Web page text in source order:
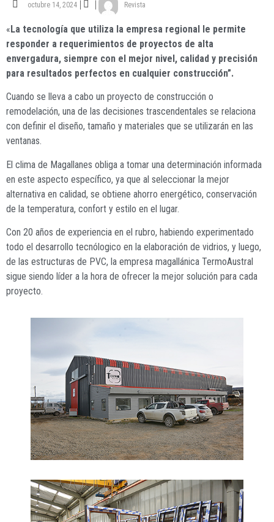
octubre 14, 2024 Revista
«La tecnología que utiliza la empresa regional le permite
responder a requerimientos de proyectos de alta
envergadura, siempre con el mejor nivel, calidad y precisión
para resultados perfectos en cualquier construcción”.
Cuando se lleva a cabo un proyecto de construcción o
remodelación, una de las decisiones trascendentales se relaciona
con definir el diseño, tamaño y materiales que se utilizarán en las
ventanas.
El clima de Magallanes obliga a tomar una determinación informada
en este aspecto específico, ya que al seleccionar la mejor
alternativa en calidad, se obtiene ahorro energético, conservación
de la temperatura, confort y estilo en el lugar.
Con 20 años de experiencia en el rubro, habiendo experimentado
todo el desarrollo tecnólogico en la elaboración de vidrios, y luego,
de las estructuras de PVC, la empresa magallánica TermoAustral
sigue siendo líder a la hora de ofrecer la mejor solución para cada
proyecto.